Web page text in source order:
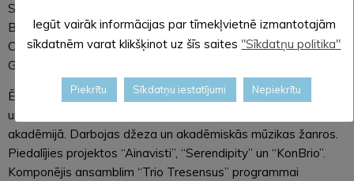
Skaggerak, festivālos “Saulkrasti Jazz”, “Rīgas Ritmi”, “Baltic
Breeze”, “Den Blaa Festival”, “Festivalul Capitalelor Natiunilor
Centenare”. 2020. gadā nominēts Lielajai mūzikas balvai kā
Gada jaunais mākslinieks.
Ēriks Miezis – sitaminstrumentālists, vibrafonists, komponists
un aranžētājs. Studējis JVLMA un Bāzeles Mūzikas
akadēmijā. Darbojas džeza un akadēmiskās mūzikas žanros.
Piedalījies projektos “Ainavisti”, “Serendipity” un “KonBrio”.
Komponējis ansamblim “Trio Tresensus” programmai
Iegūt vairāk informācijas par tīmekļvietnē izmantotajām
sīkdatnēm varat klikšķinot uz šīs saites "Sīkdatņu politika"
Piekrītu Sīkdatņu iestatījumi Nepiekrītu